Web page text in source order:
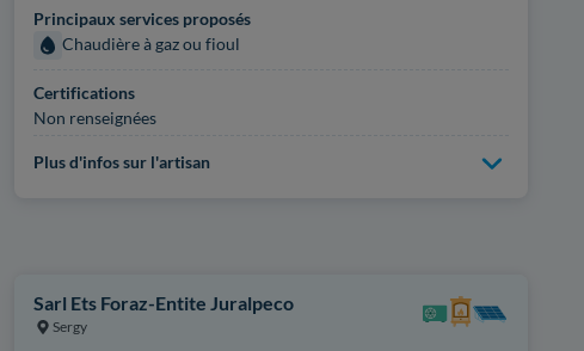
Principaux services proposés
Chaudière à gaz ou fioul
Certifications
Non renseignées
Plus d'infos sur l'artisan
Sarl Ets Foraz-Entite Juralpeco
Sergy